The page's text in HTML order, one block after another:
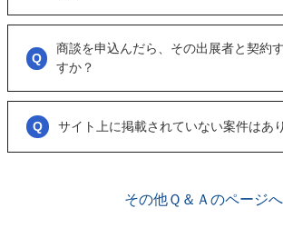
実際に出展者（仲介案件の場合、仲介担当者）との
りになります。
具体的に購入を考えた場合は、一度、出展者とのオ
商談を申込んだら、その出展者と契約
すか？
ございません。まずは、商談でどのような事業なの
あるため、気軽に商談申し込みを行ってください。
サイト上に掲載されていない案件はあ
その他Ｑ＆Ａのページへ